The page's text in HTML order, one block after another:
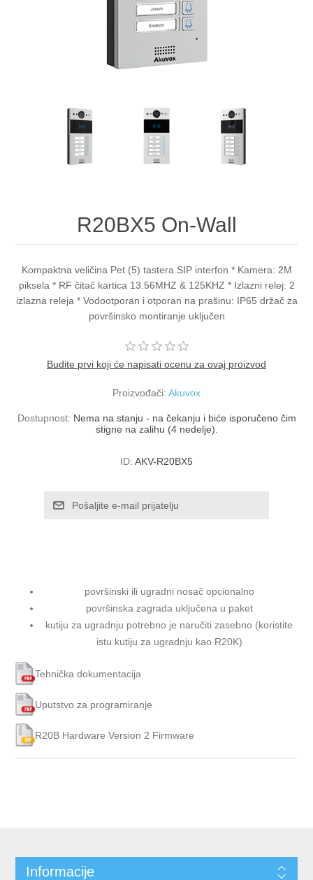
R20BX5 On-Wall
Kompaktna veličina Pet (5) tastera SIP interfon * Kamera: 2M
piksela * RF čitač kartica 13.56MHZ & 125KHZ * Izlazni relej: 2
izlazna releja * Vodootporan i otporan na prašinu: IP65 držač za
površinsko montiranje uključen
Budite prvi koji će napisati ocenu za ovaj proizvod
Proizvođači: Akuvox
Dostupnost: Nema na stanju - na čekanju i biće isporučeno čim
stigne na zalihu (4 nedelje).
ID: AKV-R20BX5
površinski ili ugradni nosač opcionalno
površinska zagrada uključena u paket
kutiju za ugradnju potrebno je naručiti zasebno (koristite
istu kutiju za ugradnju kao R20K)
Tehnička dokumentacija
Uputstvo za programiranje
R20B Hardware Version 2 Firmware
Informacije